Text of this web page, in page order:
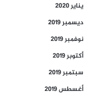
يناير 2020
ديسمبر 2019
نوفمبر 2019
أكتوبر 2019
سبتمبر 2019
أغسطس 2019